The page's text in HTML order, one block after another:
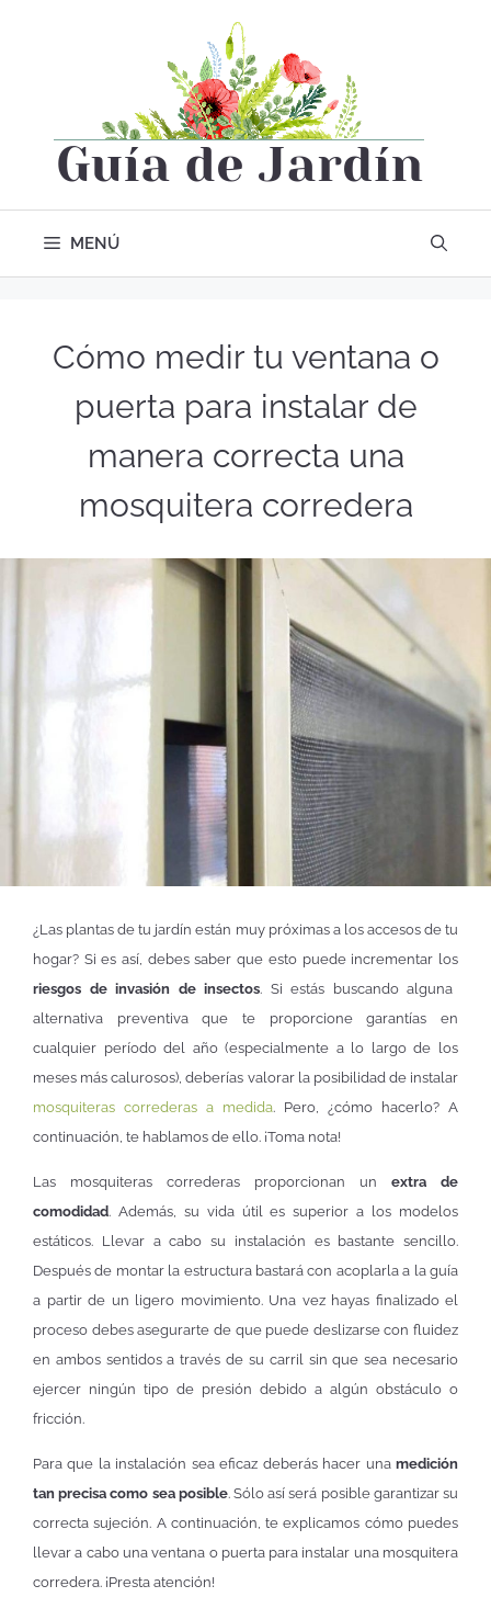
MENÚ
Cómo medir tu ventana o
puerta para instalar de
manera correcta una
mosquitera corredera
¿Las plantas de tu jardín están muy próximas a los accesos de tu
hogar? Si es así, debes saber que esto puede incrementar los
riesgos de invasión de insectos. Si estás buscando alguna
alternativa preventiva que te proporcione garantías en
cualquier período del año (especialmente a lo largo de los
meses más calurosos), deberías valorar la posibilidad de instalar
mosquiteras correderas a medida. Pero, ¿cómo hacerlo? A
continuación, te hablamos de ello. ¡Toma nota!
Las mosquiteras correderas proporcionan un extra de
comodidad. Además, su vida útil es superior a los modelos
estáticos. Llevar a cabo su instalación es bastante sencillo.
Después de montar la estructura bastará con acoplarla a la guía
a partir de un ligero movimiento. Una vez hayas finalizado el
proceso debes asegurarte de que puede deslizarse con fluidez
en ambos sentidos a través de su carril sin que sea necesario
ejercer ningún tipo de presión debido a algún obstáculo o
fricción.
Para que la instalación sea eficaz deberás hacer una medición
tan precisa como sea posible. Sólo así será posible garantizar su
correcta sujeción. A continuación, te explicamos cómo puedes
llevar a cabo una ventana o puerta para instalar una mosquitera
corredera. ¡Presta atención!